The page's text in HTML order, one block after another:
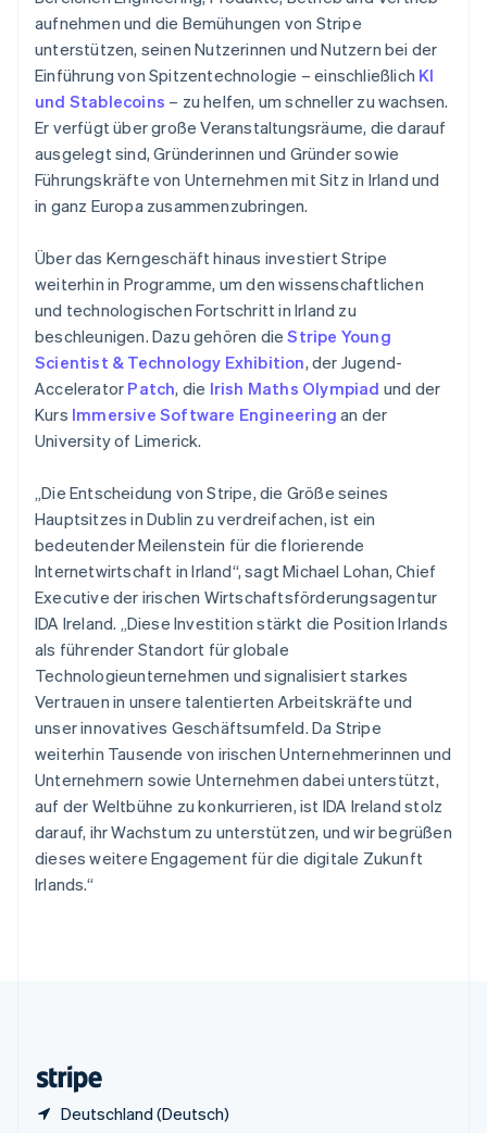
aufnehmen und die Bemühungen von Stripe
unterstützen, seinen Nutzerinnen und Nutzern bei der
Einführung von Spitzentechnologie – einschließlich KI
und Stablecoins – zu helfen, um schneller zu wachsen.
Er verfügt über große Veranstaltungsräume, die darauf
ausgelegt sind, Gründerinnen und Gründer sowie
Führungskräfte von Unternehmen mit Sitz in Irland und
in ganz Europa zusammenzubringen.
Über das Kerngeschäft hinaus investiert Stripe
weiterhin in Programme, um den wissenschaftlichen
und technologischen Fortschritt in Irland zu
beschleunigen. Dazu gehören dieStripe Young
Scientist & Technology Exhibition, der Jugend-
Accelerator Patch, die Irish Maths Olympiad und der
Kurs Immersive Software Engineering an der
University of Limerick.
„Die Entscheidung von Stripe, die Größe seines
Hauptsitzes in Dublin zu verdreifachen, ist ein
bedeutender Meilenstein für die florierende
Internetwirtschaft in Irland“, sagt Michael Lohan, Chief
Executive der irischen Wirtschaftsförderungsagentur
IDA Ireland. „Diese Investition stärkt die Position Irlands
als führender Standort für globale
Technologieunternehmen und signalisiert starkes
Vertrauen in unsere talentierten Arbeitskräfte und
unser innovatives Geschäftsumfeld. Da Stripe
weiterhin Tausende von irischen Unternehmerinnen und
Unternehmern sowie Unternehmen dabei unterstützt,
auf der Weltbühne zu konkurrieren, ist IDA Ireland stolz
darauf, ihr Wachstum zu unterstützen, und wir begrüßen
dieses weitere Engagement für die digitale Zukunft
Irlands.“
Deutschland (Deutsch)
English 简体中文
Malta
English
Mexiko
Español English
Neuseeland
English
Niederlande
Nederlands
Norwegen
Österreich
Deutsch English
Polen
English
Portugal
Português English
Rumänien
English
Schweden
Schweiz
DeutschFrançaisItaliano English
Singapur
English简体中文
Slowakei
English
Slowenien
English Italiano
Sonderverwaltungsregion Hongkong,
English 简体中文
Spanien
Español English
Thailand
ไทย English
Tschechische Republik
English
Ungarn
English